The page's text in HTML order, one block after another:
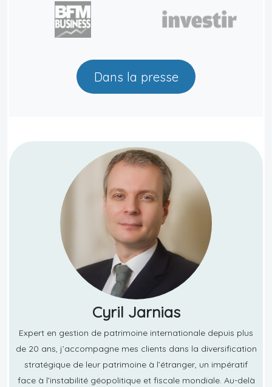
Dans la presse
Cyril Jarnias
Expert en gestion de patrimoine internationale depuis plus
de 20 ans, j’accompagne mes clients dans la diversification
stratégique de leur patrimoine à l’étranger, un impératif
face à l’instabilité géopolitique et fiscale mondiale. Au-delà